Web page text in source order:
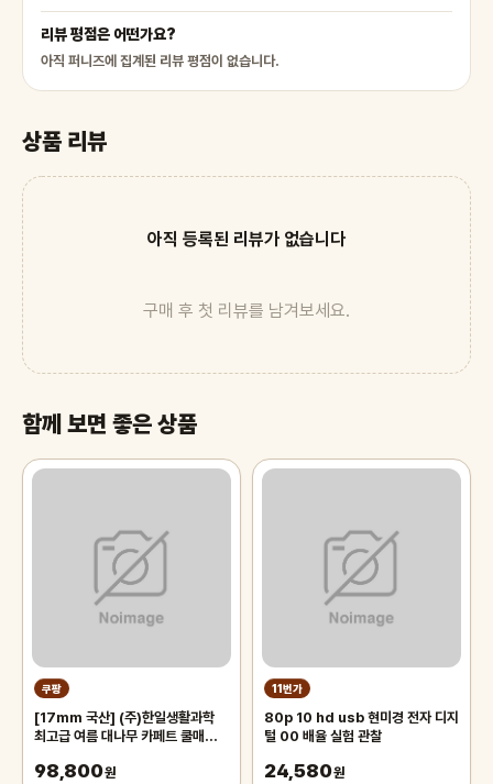
리뷰 평점은 어떤가요?
아직 퍼니즈에 집계된 리뷰 평점이 없습니다.
상품 리뷰
아직 등록된 리뷰가 없습니다
구매 후 첫 리뷰를 남겨보세요.
함께 보면 좋은 상품
쿠팡
[17mm 국산] (주)한일생활과학
최고급 여름 대나무 카페트 쿨매트
침대 장판 자리_두꺼운 폭신한 튼튼
98,800원
11번가
80p 10 hd usb 현미경 전자 디지
털 00 배율 실험 관찰
24,580원